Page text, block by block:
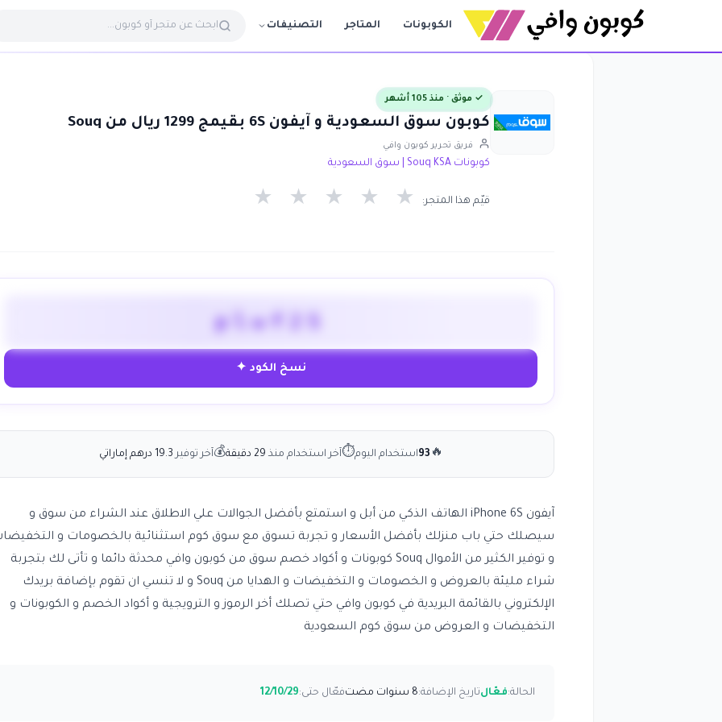
الكوبونات المتاجر التصنيفات
✓ موثق · منذ 105 أشهر
كوبون سوق السعودية و آيفون 6S بقيمج 1299 ريال من Souq
فريق تحرير كوبون وافي
كوبونات Souq KSA | سوق السعودية
قيّم هذا المتجر: ★ ★ ★ ★ ★
plwf25
نسخ الكود ✦
🔥
93استخدام اليوم⏱آخر استخدام منذ 29 دقيقة 💰آخر توفير 19.3 درهم إماراتي
آيفون iPhone 6S الهاتف الذكي من أبل و استمتع بأفضل الجوالات علي الاطلاق عند الشراء من سوق و
سيصلك حتي باب منزلك بأفضل الأسعار و تجربة تسوق مع سوق كوم استثنائية بالخصومات و
و توفير الكثير من الأموال Souq كوبونات و أكواد خصم سوق من كوبون وافي محدثة دائما و تأتى لك بتجربة
شراء مليئة بالعروض و الخصومات و التخفيضات و الهدايا من Souq و لا تنسي ان تقوم بإضافة بريدك
الإلكتروني بالقائمة البريدية في كوبون وافي حتي تصلك أخر الرموز و الترويجية و أكواد الخصم و الكوبونات و
التخفيضات و العروض من سوق كوم السعودية
الحالة:فعّالتاريخ الإضافة:8 سنوات مضت فعّال حتى:12/10/29